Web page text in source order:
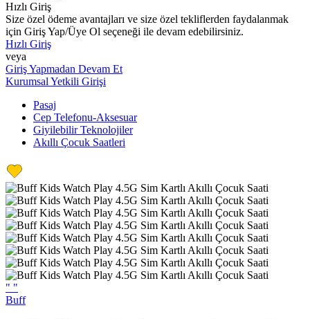
Hızlı Giriş
Size özel ödeme avantajları ve size özel tekliflerden faydalanmak
için Giriş Yap/Üye Ol seçeneği ile devam edebilirsiniz.
Hızlı Giriş
veya
Giriş Yapmadan Devam Et
Kurumsal Yetkili Girişi
Pasaj
Cep Telefonu-Aksesuar
Giyilebilir Teknolojiler
Akıllı Çocuk Saatleri
" "
Buff